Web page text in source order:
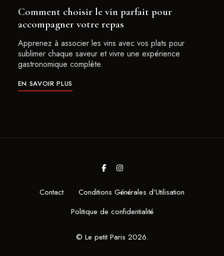
Comment choisir le vin parfait pour
accompagner votre repas
Apprenez à associer les vins avec vos plats pour
sublimer chaque saveur et vivre une expérience
gastronomique complète.
EN SAVOIR PLUS
Contact
Conditions Générales d’Utilisation
Politique de confidentialité
© Le petit Paris 2026.